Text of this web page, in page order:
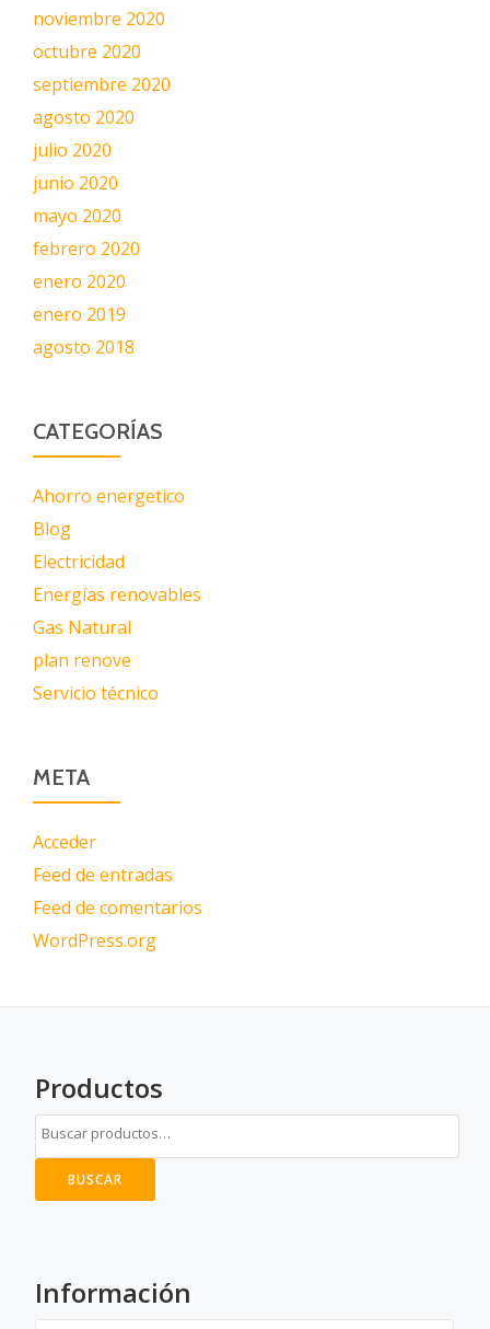
noviembre 2020
octubre 2020
septiembre 2020
agosto 2020
julio 2020
junio 2020
mayo 2020
febrero 2020
enero 2020
enero 2019
agosto 2018
CATEGORÍAS
Ahorro energetico
Blog
Electricidad
Energías renovables
Gas Natural
plan renove
Servicio técnico
META
Acceder
Feed de entradas
Feed de comentarios
WordPress.org
Productos
BUSCAR
Información